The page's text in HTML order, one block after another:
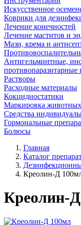
Искусственное
Коврики для
Лечение конечностей
Лечение маститов и
Мази, крема и
Антигельминтные,
противопаразитарные
Растворы
Расходные материалы
Кокцидиостатики
Маркировка животных
Средства
Гормональные
Болюсы
Главная
Каталог
Креолин-Д
Креолин-